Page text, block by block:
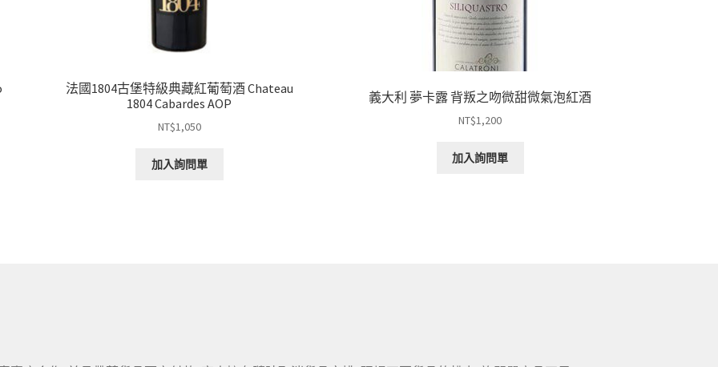
法國1804古堡特級典藏紅葡萄酒 Chateau
1804 Cabardes AOP
NT$1,050
加入詢問單
義大利 夢卡露 背叛之吻微甜微氣泡紅酒
NT$1,200
加入詢問單